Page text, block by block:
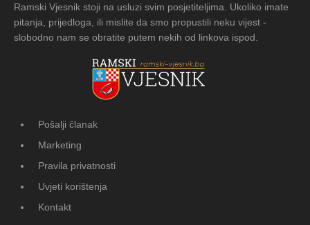
Ramski Vjesnik stoji na usluzi svim posjetiteljima. Ukoliko imate
pitanja, prijedloga, ili mislite da smo propustili neku vijest -
slobodno nam se obratite putem nekih od linkova ispod.
Pošalji članak
Marketing
Pravila privatnosti
Uvjeti korištenja
Kontakt